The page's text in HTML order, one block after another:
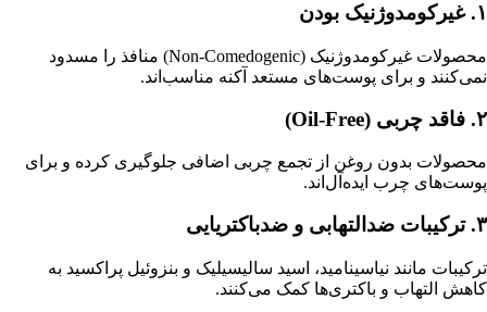
۱. غیرکومدوژنیک بودن
محصولات غیرکومدوژنیک (Non-Comedogenic) منافذ را مسدود
نمی‌کنند و برای پوست‌های مستعد آکنه مناسب‌اند.
۲. فاقد چربی (Oil-Free)
محصولات بدون روغن از تجمع چربی اضافی جلوگیری کرده و برای
پوست‌های چرب ایده‌آل‌اند.
۳. ترکیبات ضدالتهابی و ضدباکتریایی
ترکیبات مانند نیاسینامید، اسید سالیسیلیک و بنزوئیل پراکسید به
کاهش التهاب و باکتری‌ها کمک می‌کنند.